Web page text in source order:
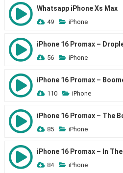
Whatsapp iPhone Xs Max
49 iPhone
iPhone 16 Promax –
56 iPhone
iPhone 16 Promax –
110 iPhone
iPhone 16 Promax – The
85 iPhone
iPhone 16 Promax – In The
84 iPhone